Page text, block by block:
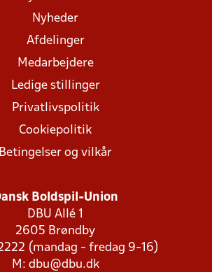
Nyheder
Afdelinger
Medarbejdere
Ledige stillinger
Privatlivspolitik
Cookiepolitik
Betingelser og vilkår
Boldspil-Union
DBU Allé 1
2605 Brøndby
(mandag - fredag 9-16)
M: dbu@dbu.dk